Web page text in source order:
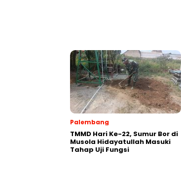
Palembang
TMMD Hari Ke-22, Sumur Bor di
Musola Hidayatullah Masuki
Tahap Uji Fungsi